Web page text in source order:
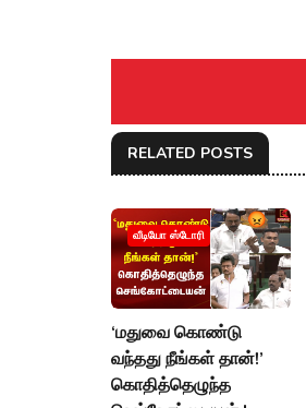
RELATED POSTS
வீடியோ ஸ்டோரி
‘மதுவை கொண்டு
வந்தது நீங்கள் தான்!’
கொதித்தெழுந்த